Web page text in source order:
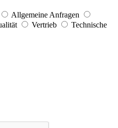
Allgemeine Anfragen
Vertrieb
Technische